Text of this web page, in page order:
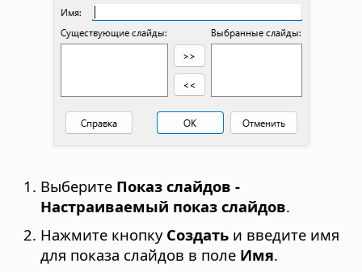
Выберите Показ слайдов -
Настраиваемый показ слайдов.
Нажмите кнопку Создать и введите имя
для показа слайдов в поле Имя.